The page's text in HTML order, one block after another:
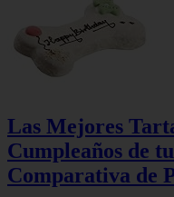
Las Mejores
Cumpleaños de
Comparativa de